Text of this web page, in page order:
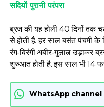
सदियों पुरानी परंपरा
ब्रज की यह होली 40 दिनों
से होती है. हर साल बसंत पंचमी के
रंग-बिरंगी अबीर-गुलाल उड़ाकर
शुरुआत होती है. इस साल भी 14
WhatsApp channel